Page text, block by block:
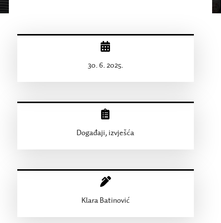
30. 6. 2025.
Događaji, izvješća
Klara Batinović